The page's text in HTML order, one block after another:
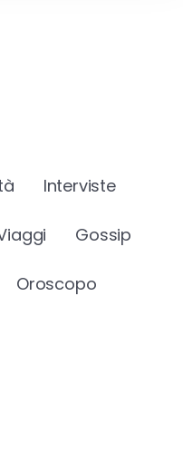
Interviste
Gossip
Oroscopo